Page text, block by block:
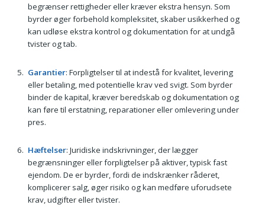
begrænser rettigheder eller kræver ekstra hensyn. Som
byrder øger forbehold kompleksitet, skaber usikkerhed og
kan udløse ekstra kontrol og dokumentation for at undgå
tvister og tab.
Garantier: Forpligtelser til at indestå for kvalitet, levering
eller betaling, med potentielle krav ved svigt. Som byrder
binder de kapital, kræver beredskab og dokumentation og
kan føre til erstatning, reparationer eller omlevering under
pres.
Hæftelser: Juridiske indskrivninger, der lægger
begrænsninger eller forpligtelser på aktiver, typisk fast
ejendom. De er byrder, fordi de indskrænker råderet,
komplicerer salg, øger risiko og kan medføre uforudsete
krav, udgifter eller tvister.